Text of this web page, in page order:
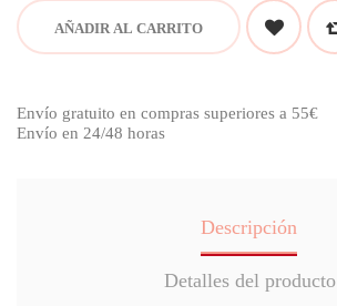
AÑADIR AL CARRITO
Envío gratuito en compras superiores a 55€
Envío en 24/48 horas
Descripción
Detalles del producto